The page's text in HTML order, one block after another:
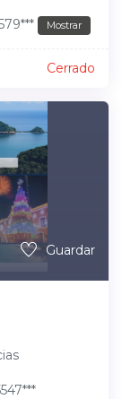
Mostrar
Cerrado
Guardar